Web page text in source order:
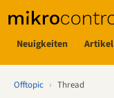
Neuigkeiten Artikel
Offtopic › Thread